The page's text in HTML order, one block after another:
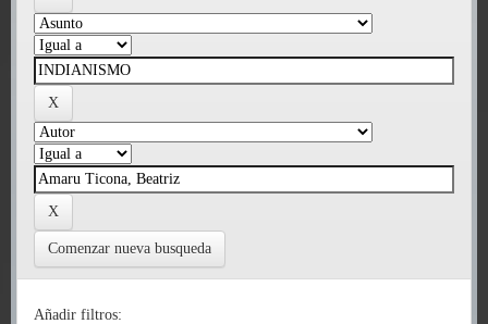
Comenzar nueva busqueda
Añadir filtros: